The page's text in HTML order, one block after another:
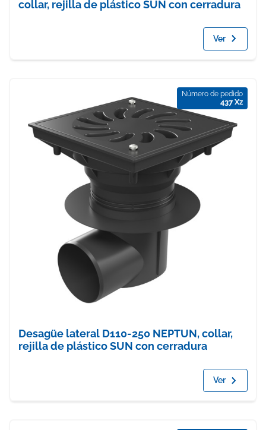
collar, rejilla de plástico SUN con cerradura
Ver
Número de pedido
437 Xz
Desagüe lateral D110-250 NEPTUN, collar,
rejilla de plástico SUN con cerradura
Ver